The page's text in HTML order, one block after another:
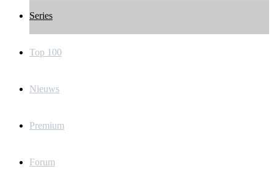
Series
Top 100
Nieuws
Premium
Forum